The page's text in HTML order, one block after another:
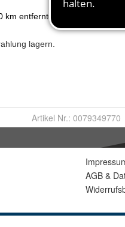
Artikel Nr.: 0079349770
AGB &